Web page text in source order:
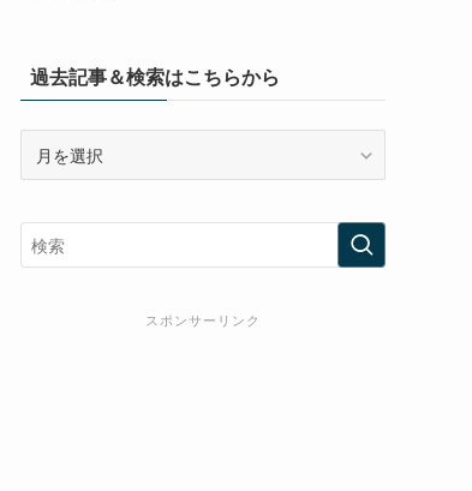
過去記事＆検索はこちらから
事
＆
検
スポンサーリンク